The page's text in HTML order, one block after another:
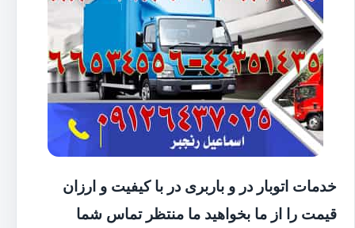
خدمات اتوبار در و باربری در با کیفیت و ارزان
قیمت را از ما بخواهید ما منتظر تماس شما